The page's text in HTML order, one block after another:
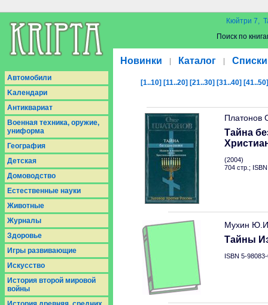
Кюйтри 7,
Поиск по
Новинки Каталог Списки
Aвтомобили
Kалендари
Антиквариат
Военная техника, оружие,
униформа
География
Детская
Домоводство
Естественные науки
Животные
Журналы
Здоровье
Игры развивающие
Искусство
История второй мировой
войны
[1..10] [11..20] [21..30] [31..40] [41..50]
Платонов
Тайна
(2004)
704 стр.;
Мухин Ю.И
Тайны
ISBN 5-